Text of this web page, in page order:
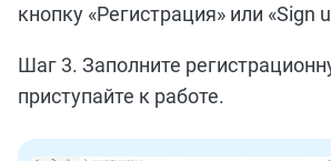
кнопку «Регистрация» или «Sign
Шаг 3. Заполните
приступайте к работе.